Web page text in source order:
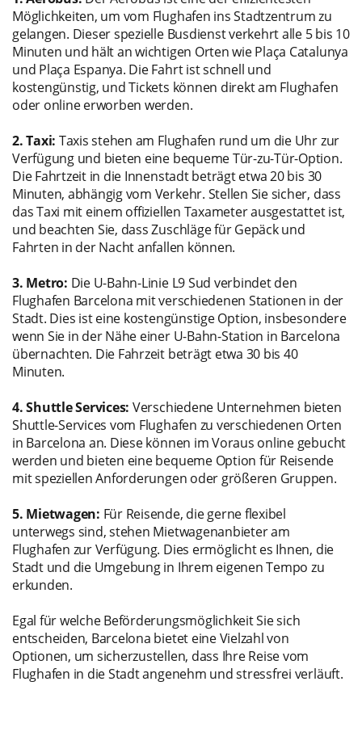
Möglichkeiten, um vom Flughafen ins Stadtzentrum zu
gelangen. Dieser spezielle Busdienst verkehrt alle 5 bis 10
Minuten und hält an wichtigen Orten wie Plaça Catalunya
und Plaça Espanya. Die Fahrt ist schnell und
kostengünstig, und Tickets können direkt am Flughafen
oder online erworben werden.
2. Taxi: Taxis stehen am Flughafen rund um die Uhr zur
Verfügung und bieten eine bequeme Tür-zu-Tür-Option.
Die Fahrtzeit in die Innenstadt beträgt etwa 20 bis 30
Minuten, abhängig vom Verkehr. Stellen Sie sicher, dass
das Taxi mit einem offiziellen Taxameter ausgestattet ist,
und beachten Sie, dass Zuschläge für Gepäck und
Fahrten in der Nacht anfallen können.
3. Metro: Die U-Bahn-Linie L9 Sud verbindet den
Flughafen Barcelona mit verschiedenen Stationen in der
Stadt. Dies ist eine kostengünstige Option, insbesondere
wenn Sie in der Nähe einer U-Bahn-Station in Barcelona
übernachten. Die Fahrzeit beträgt etwa 30 bis 40
Minuten.
4. Shuttle Services: Verschiedene Unternehmen bieten
Shuttle-Services vom Flughafen zu verschiedenen Orten
in Barcelona an. Diese können im Voraus online gebucht
werden und bieten eine bequeme Option für Reisende
mit speziellen Anforderungen oder größeren Gruppen.
5. Mietwagen: Für Reisende, die gerne flexibel
unterwegs sind, stehen Mietwagenanbieter am
Flughafen zur Verfügung. Dies ermöglicht es Ihnen, die
Stadt und die Umgebung in Ihrem eigenen Tempo zu
erkunden.
Egal für welche Beförderungsmöglichkeit Sie sich
entscheiden, Barcelona bietet eine Vielzahl von
Optionen, um sicherzustellen, dass Ihre Reise vom
Flughafen in die Stadt angenehm und stressfrei verläuft.